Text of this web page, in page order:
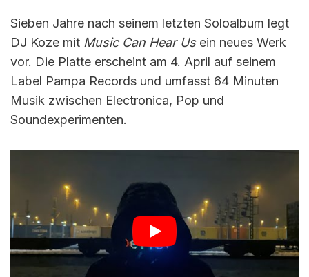
Sieben Jahre nach seinem letzten Soloalbum legt
DJ Koze mit Music Can Hear Usein neues Werk
vor. Die Platte erscheint am 4. April auf seinem
Label Pampa Records und umfasst 64 Minuten
Musik zwischen Electronica, Pop und
Soundexperimenten.